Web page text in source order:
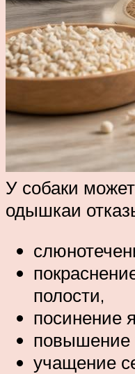
У собаки
одышкаи
полости,
посинение
повышение
учащение